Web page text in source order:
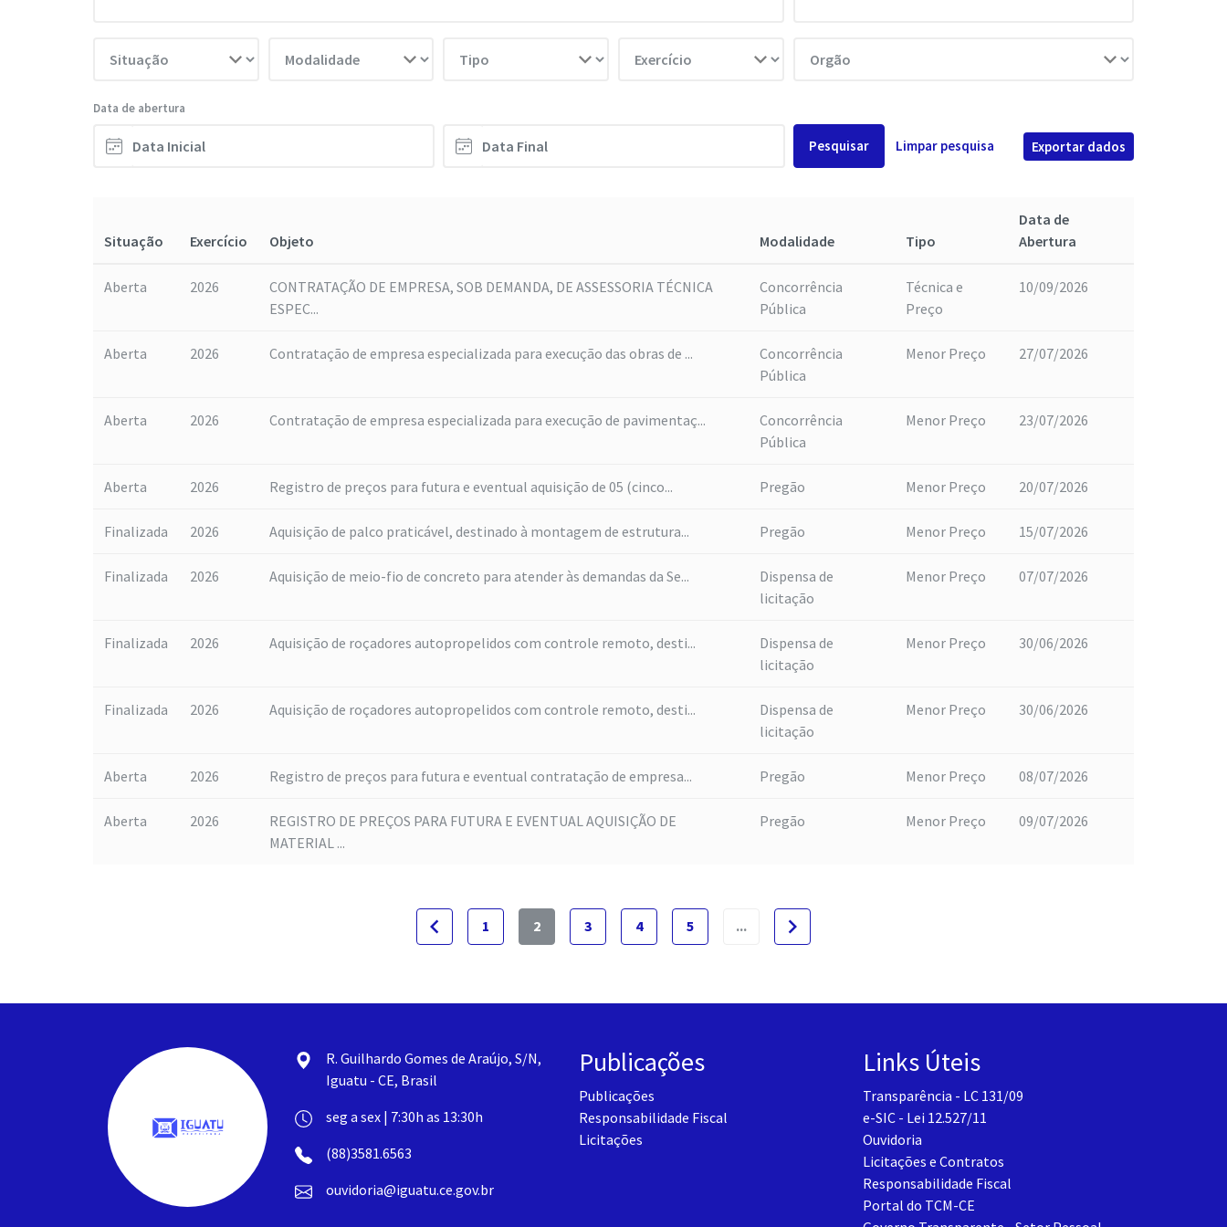
Data de abertura
Pesquisar Limpar pesquisa Exportar dados
Situação Exercício Objeto Modalidade Tipo
Data de
Abertura
Aberta 2026
CONTRATAÇÃO DE EMPRESA, SOB DEMANDA, DE ASSESSORIA TÉCNICA
ESPEC...
Concorrência
Pública
Técnica e
Preço
10/09/2026
Aberta 2026 Contratação de empresa especializada para execução das obras de ...
Concorrência
Pública
Menor Preço 27/07/2026
Aberta 2026 Contratação de empresa especializada para execução de pavimentaç...
Concorrência
Pública
Menor Preço 23/07/2026
Aberta 2026 Registro de preços para futura e eventual aquisição de 05 (cinco... Pregão Menor Preço 20/07/2026
Finalizada 2026 Aquisição de palco praticável, destinado à montagem de estrutura... Pregão Menor Preço 15/07/2026
Finalizada 2026 Aquisição de meio-fio de concreto para atender às demandas da Se...
Dispensa de
licitação
Menor Preço 07/07/2026
Finalizada 2026 Aquisição de roçadores autopropelidos com controle remoto, desti...
Dispensa de
licitação
Menor Preço 30/06/2026
Finalizada 2026 Aquisição de roçadores autopropelidos com controle remoto, desti...
Dispensa de
licitação
Menor Preço 30/06/2026
Aberta 2026 Registro de preços para futura e eventual contratação de empresa... Pregão Menor Preço 08/07/2026
Aberta 2026
REGISTRO DE PREÇOS PARA FUTURA E EVENTUAL AQUISIÇÃO DE
MATERIAL ...
Pregão Menor Preço 09/07/2026
navigate_before 1 2 3 4 5 ... navigate_next
R. Guilhardo Gomes de Araújo, S/N,
Iguatu - CE, Brasil
seg a sex | 7:30h as 13:30h
(88)3581.6563
ouvidoria@iguatu.ce.gov.br
Publicações
Publicações
Responsabilidade Fiscal
Licitações
Links Úteis
Transparência - LC 131/09
e-SIC - Lei 12.527/11
Ouvidoria
Licitações e Contratos
Responsabilidade Fiscal
Portal do TCM-CE